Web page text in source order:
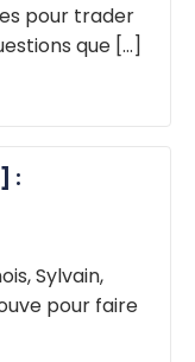
pour trader
que [...]
:
Sylvain,
pour faire